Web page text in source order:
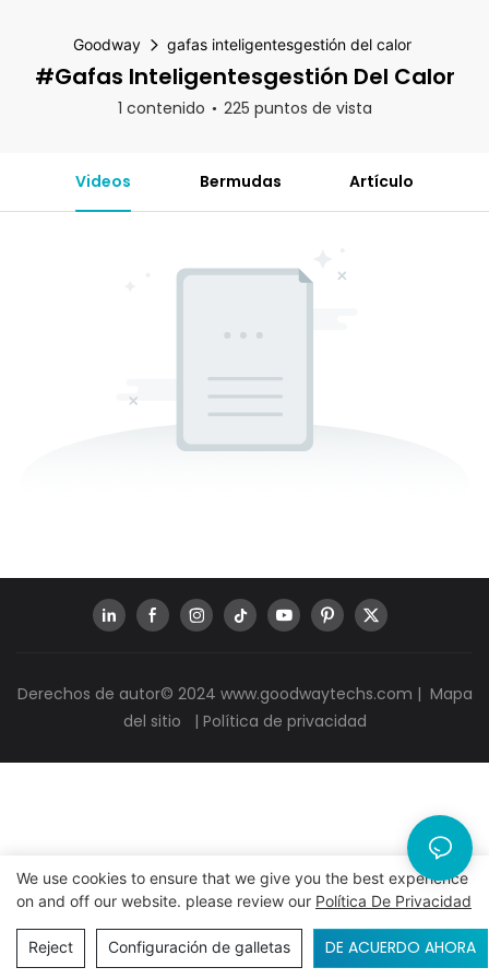
Goodway gafas inteligentesgestión del calor
#gafas Inteligentesgestión Del Calor
1 contenido 225 puntos de vista
Videos Bermudas Artículo
Derechos de autor© 2024 www.goodwaytechs.com | Mapa
del sitio
| Política de privacidad
We use cookies to ensure that we give you the best experience
on and off our website. please review our Política De Privacidad
Reject Configuración de galletas DE ACUERDO AHORA